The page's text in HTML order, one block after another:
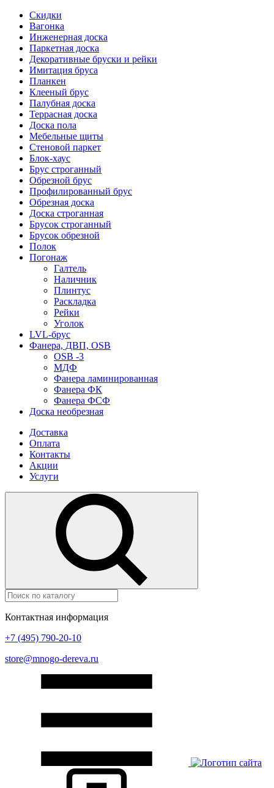
Скидки
Вагонка
Инженерная доска
Паркетная доска
Декоративные бруски и рейки
Имитация бруса
Планкен
Клееный брус
Палубная доска
Террасная доска
Доска пола
Мебельные щиты
Стеновой паркет
Блок-хаус
Брус строганный
Обрезной брус
Профилированный брус
Обрезная доска
Доска строганная
Брусок строганный
Брусок обрезной
Полок
Погонаж
Галтель
Наличник
Плинтус
Раскладка
Рейки
Уголок
LVL-брус
Фанера, ДВП, OSB
OSB -3
МДФ
Фанера ламинированная
Фанера ФК
Фанера ФСФ
Доска необрезная
Доставка
Оплата
Контакты
Акции
Услуги
Контактная информация
+7 (495) 790-20-10
store@mnogo-dereva.ru